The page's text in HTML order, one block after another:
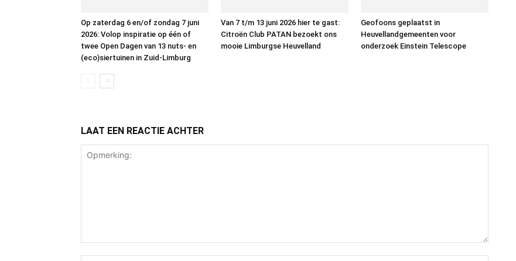
Op zaterdag 6 en/of zondag 7 juni
2026: Volop inspiratie op één of
twee Open Dagen van 13 nuts- en
(eco)siertuinen in Zuid-Limburg
Van 7 t/m 13 juni 2026 hier te gast:
Citroën Club PATAN bezoekt ons
mooie Limburgse Heuvelland
Geofoons geplaatst in
Heuvellandgemeenten voor
onderzoek Einstein Telescope
LAAT EEN REACTIE ACHTER